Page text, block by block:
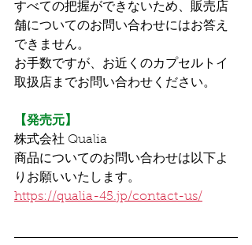
すべての把握ができないため、販売店
舗についてのお問い合わせにはお答え
できません。
お手数ですが、お近くのカプセルトイ
取扱店までお問い合わせください。
【発売元】
株式会社 Qualia
商品についてのお問い合わせは以下よ
りお願いいたします。
https://qualia-45.jp/contact-us/